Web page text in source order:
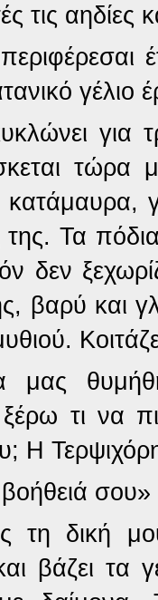
τις
για
τώρα
κατάμαυρα,
της. Τα
δεν
βαρύ και
μας
τι να
Η
σου»
τη δική
βάζει τα